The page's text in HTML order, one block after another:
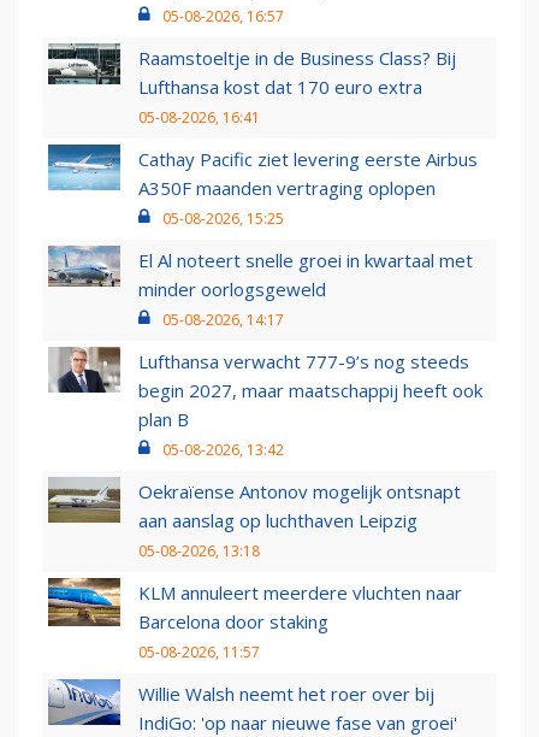
05-08-2026, 16:57
Raamstoeltje in de Business Class? Bij
Lufthansa kost dat 170 euro extra
05-08-2026, 16:41
Cathay Pacific ziet levering eerste Airbus
A350F maanden vertraging oplopen
05-08-2026, 15:25
El Al noteert snelle groei in kwartaal met
minder oorlogsgeweld
05-08-2026, 14:17
Lufthansa verwacht 777-9’s nog steeds
begin 2027, maar maatschappij heeft ook
plan B
05-08-2026, 13:42
Oekraïense Antonov mogelijk ontsnapt
aan aanslag op luchthaven Leipzig
05-08-2026, 13:18
KLM annuleert meerdere vluchten naar
Barcelona door staking
05-08-2026, 11:57
Willie Walsh neemt het roer over bij
IndiGo: 'op naar nieuwe fase van groei'